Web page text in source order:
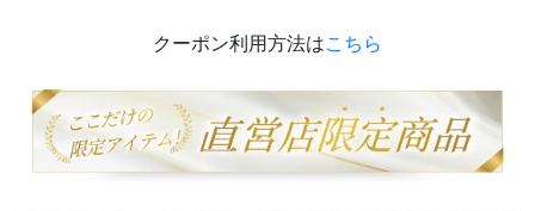
クーポン利用方法はこちら